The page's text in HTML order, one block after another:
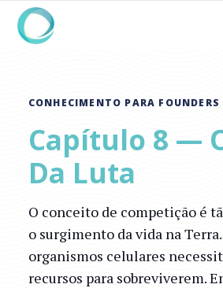
CONHECIMENTO PARA FOUNDERS
Capítulo 8 —
Da Luta
O conceito de competição é
o surgimento da vida na
organismos celulares
recursos para sobreviverem.